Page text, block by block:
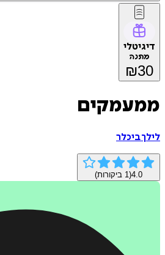
דיגיטלי
מתנה
₪30
ממעמקים
לילך ביכלר
4.0
(
1 ביקורות)